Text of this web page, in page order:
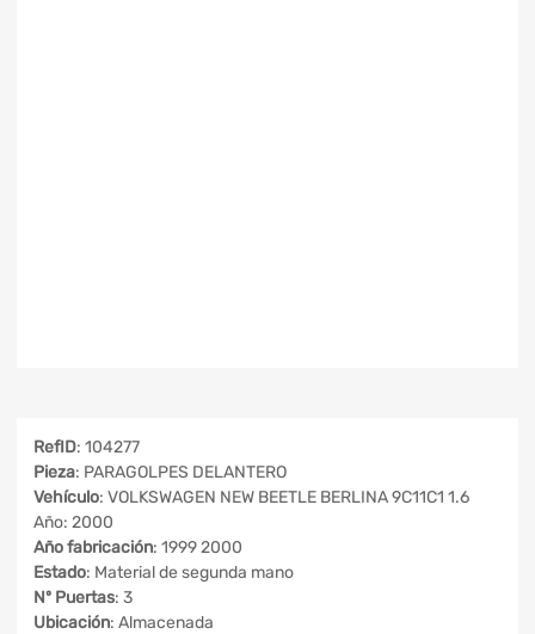
RefID: 104277
Pieza: PARAGOLPES DELANTERO
Vehículo: VOLKSWAGEN NEW BEETLE BERLINA 9C11C1 1.6
Año: 2000
Año fabricación: 1999 2000
Estado: Material de segunda mano
Nº Puertas: 3
Ubicación: Almacenada